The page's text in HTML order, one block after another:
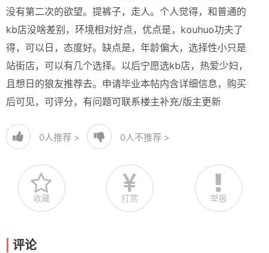
没有第二次的欲望。提裤子，走人。个人觉得，和普通的
kb店没啥差别，环境相对好点，优点是，kouhuo功夫了
得，可以日，态度好。缺点是，年龄偏大，选择性小只是
站街店，可以有几个选择。以后宁愿选kb店，热爱少妇，
且想日的狼友推荐去。申请毕业本帖内含详细信息，购买
后可见，可评分，有问题可联系楼主补充/版主更新
0人推荐 > 0人不推荐 >
收藏 打赏 举报
评论